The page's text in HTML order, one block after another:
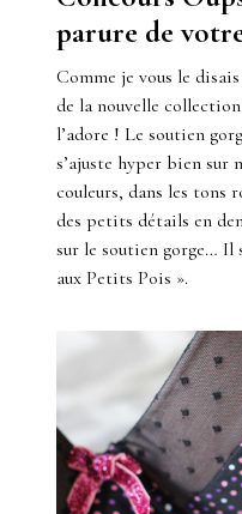
parure de
Comme je vous le
de la nouvelle
l’adore ! Le soutien
s’ajuste hyper bien sur
couleurs, dans les tons
des petits détails en
sur le soutien gorge… Il
aux Petits Pois ».